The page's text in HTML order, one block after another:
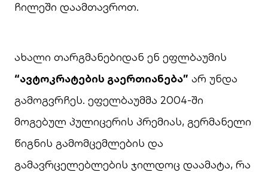
ჩილეში დაამთავროთ.
ახალი თარგმანებიდან ენ ეფლბაუმის
“ავტოკრატების გაერთიანება” არ უნდა
გამოგვრჩეს. ეფელბაუმმა 2004-ში
მოგებულ პულიცერის პრემიას, გერმანელი
წიგნის გამომცემლების და
გამავრცელებლების ჯილდოც დაამატა, რა